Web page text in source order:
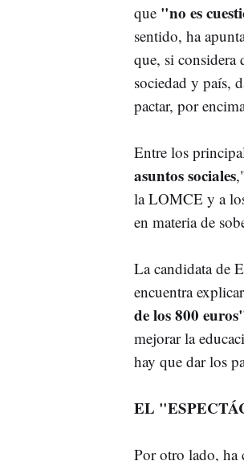
que"no es
sentido, ha
que, si considera
sociedad y país,
pactar, por
Entre los
asuntos sociales
la LOMCE y a
en materia de
La candidata de
encuentra
de los 800
mejorar la
hay que dar los
EL
Por otro lado, ha